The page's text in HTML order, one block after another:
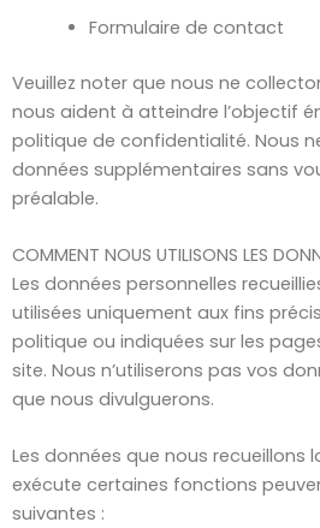
Formulaire de contact
Veuillez noter que nous ne
nous aident à atteindre l’objectif
politique de confidentialité. Nous
données supplémentaires sans
préalable.
COMMENT NOUS UTILISONS LES
Les données personnelles
utilisées uniquement aux fins
politique ou indiquées sur les
site. Nous n’utiliserons pas vos
que nous divulguerons.
Les données que nous recueillons
exécute certaines fonctions
suivantes :